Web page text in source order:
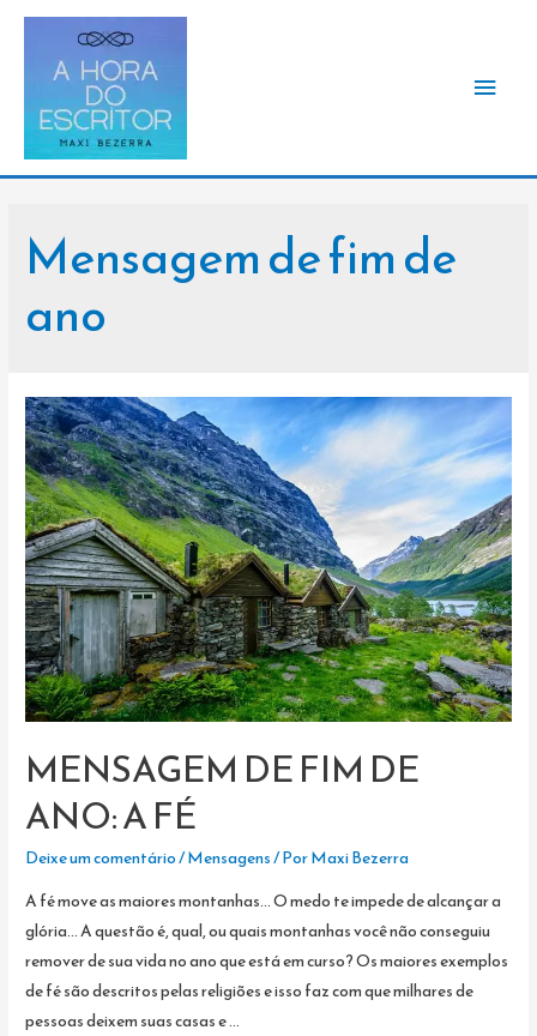
Mensagem de fim de
ano
MENSAGEM DE FIM DE
ANO: A FÉ
Deixe um comentário/Mensagens/ PorMaxi Bezerra
A fé move as maiores montanhas… O medo te impede de alcançar a
glória… A questão é, qual, ou quais montanhas você não conseguiu
remover de sua vida no ano que está em curso? Os maiores exemplos
de fé são descritos pelas religiões e isso faz com que milhares de
pessoas deixem suas casas e …